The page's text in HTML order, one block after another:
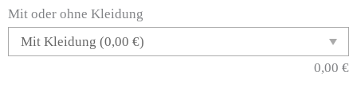
Mit oder ohne Kleidung
0,00 €